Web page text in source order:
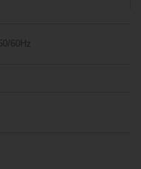
60Hz